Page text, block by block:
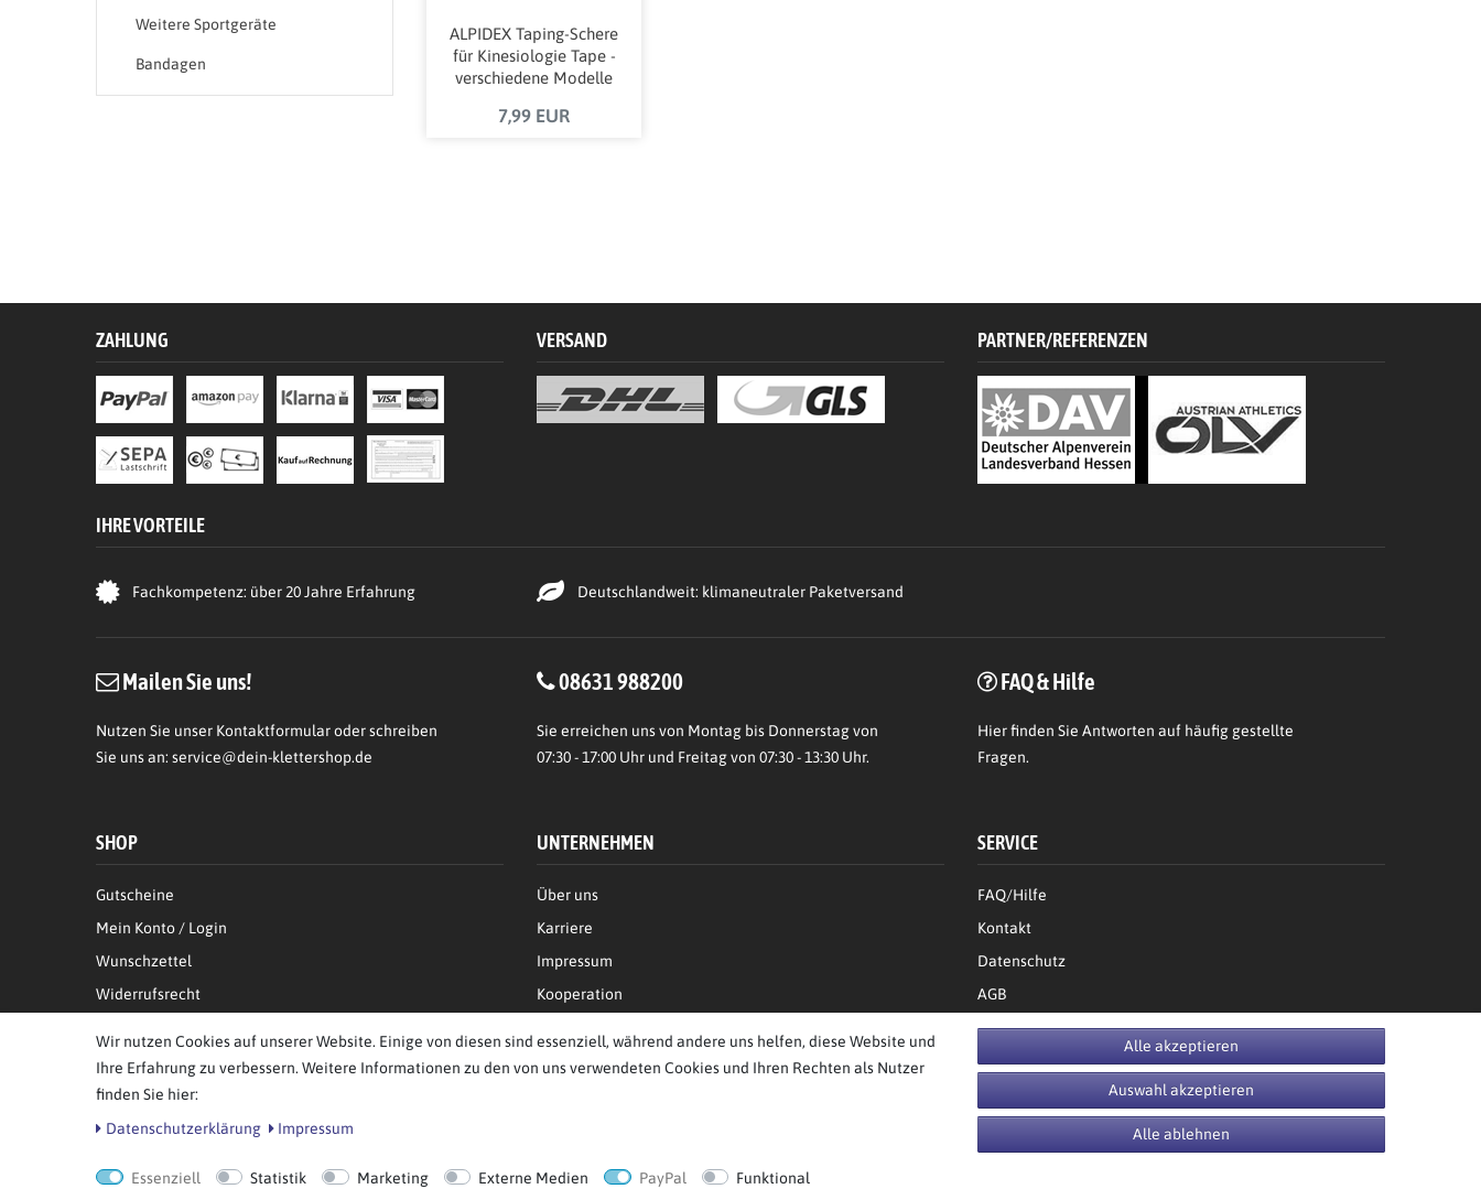
Weitere Sportgeräte
Bandagen
ALPIDEX Taping-Schere
für Kinesiologie Tape -
verschiedene Modelle
7,99 EUR
ZAHLUNG VERSAND PARTNER/REFERENZEN
IHRE VORTEILE
Fachkompetenz: über 20 Jahre Erfahrung Deutschlandweit: klimaneutraler Paketversand
Mailen Sie uns!
Nutzen Sie unser Kontaktformular oder schreiben
Sie uns an: service@dein-klettershop.de
08631 988200
Sie erreichen uns von Montag bis Donnerstag von
07:30 - 17:00 Uhr und Freitag von 07:30 - 13:30 Uhr.
FAQ & Hilfe
Hierfinden Sie Antworten auf häufig gestellte
Fragen.
SHOP
Gutscheine
Mein Konto / Login
Wunschzettel
Widerrufsrecht
UNTERNEHMEN
Über uns
Karriere
Impressum
Kooperation
SERVICE
FAQ/Hilfe
Kontakt
Datenschutz
AGB
Bestellung widerrufen
Wir nutzen Cookies auf unserer Website. Einige von diesen sind essenziell, während andere uns helfen, diese Website und
Ihre Erfahrung zu verbessern. Weitere Informationen zu den von uns verwendeten Cookies und Ihren Rechten als Nutzer
finden Sie hier:
Daten­schutz­erklärung
Impressum
Essenziell Statistik Marketing Externe Medien PayPal Funktional
Alle akzeptieren
Auswahl akzeptieren
Alle ablehnen